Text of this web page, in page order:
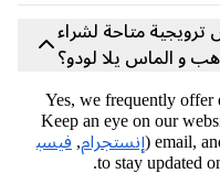
متاحة لشراء
يلا لودو؟
Yes, we
Keep an eye on
إنستجرام,فيسب